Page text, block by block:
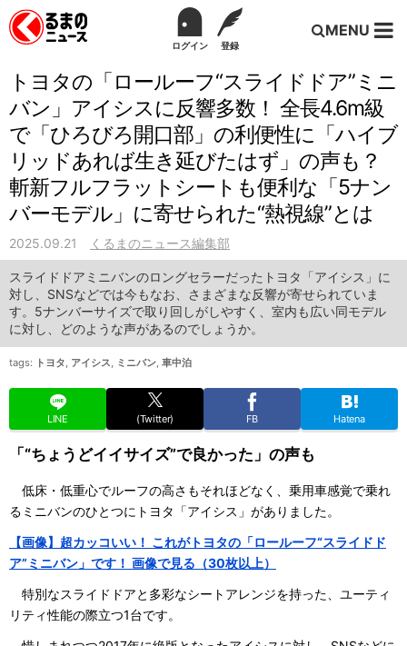
ログイン 登録
MENU
トヨタの「ロールーフ“スライドドア”ミニ
バン」アイシスに反響多数！ 全長4.6m級
で「ひろびろ開口部」の利便性に「ハイブ
リッドあれば生き延びたはず」の声も？
斬新フルフラットシートも便利な「5ナン
バーモデル」に寄せられた“熱視線”とは
2025.09.21 くるまのニュース編集部
スライドドアミニバンのロングセラーだったトヨタ「アイシス」に
対し、SNSなどでは今もなお、さまざまな反響が寄せられていま
す。5ナンバーサイズで取り回しがしやすく、室内も広い同モデル
に対し、どのような声があるのでしょうか。
tags: トヨタ, アイシス, ミニバン, 車中泊
LINE (Twitter) FB Hatena
「“ちょうどイイサイズ”で良かった」の声も
低床・低重心でルーフの高さもそれほどなく、乗用車感覚で乗れ
るミニバンのひとつにトヨタ「アイシス」がありました。
【画像】超カッコいい！ これがトヨタの「ロールーフ“スライドド
ア”ミニバン」です！ 画像で見る（30枚以上）
特別なスライドドアと多彩なシートアレンジを持った、ユーティ
リティ性能の際立つ1台です。